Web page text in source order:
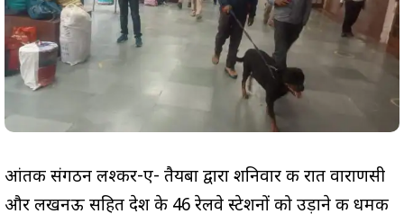
आंतकी संगठन लश्कर-ए- तैयबा द्वारा शनिवार की रात वाराणसी
और लखनऊ सहित देश के 46 रेलवे स्टेशनों को उड़ाने की धमकी